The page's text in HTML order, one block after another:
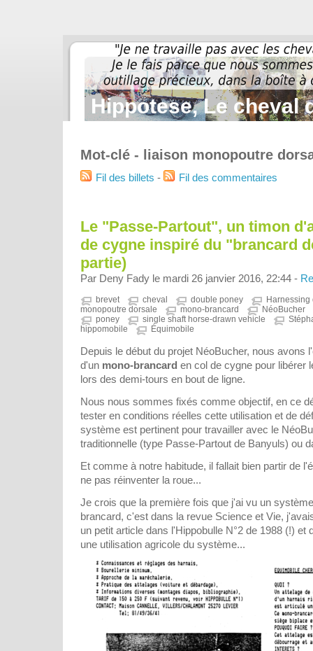
Hippotese, Le cheval
Mot-clé - liaison monopoutre
Fil des billets - Fil des commentaires
Le "Passe-Partout", un timon
de cygne inspiré du "brancard
partie)
Par Deny Fady le mardi 26 janvier 2016, 22:44 -
brevet cheval double poney
Harnessing
monopoutre dorsale
mono-brancard
NéoBucher
poney
single shaft horse-drawn vehicle
hippomobile
Équimobile
Depuis le début du projet NéoBucher, nous avons
d'un mono-brancard en col de cygne pour libérer
lors des demi-tours en bout de ligne.
Nous nous sommes fixés comme objectif, en ce
tester en conditions réelles cette utilisation et de
système est pertinent pour travailler avec le
traditionnelle (type Passe-Partout de Banyuls) ou
Et comme à notre habitude, il fallait bien partir de
ne pas réinventer la roue...
Je crois que la première fois que j'ai vu un
brancard, c'est dans la revue Science et Vie,
un petit article dans l'Hippobulle N°2 de 1988 (!) et
une utilisation agricole du système...